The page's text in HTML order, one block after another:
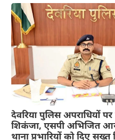
देवरिया पुलिस अपराधियों
शिकंजा, एसपी अभिजित
थाना प्रभारियों को दिए सख्त